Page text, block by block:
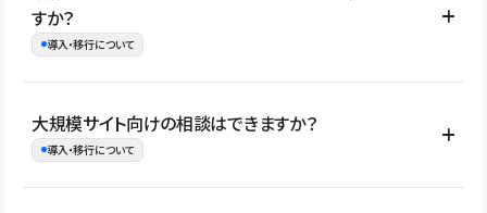
グ・メディア、イベントサイト、店舗・商品紹介サイト、ポートフ
ォリオなど幅広く制作できます。
すか？
導入・移行について
はい。既存サイトの構成やコンテンツ、URLを整理したうえで、
Studio上に再構築する形で移行できます。 WordPressの場合は、
大規模サイト向けの相談はできますか？
導入・移行について